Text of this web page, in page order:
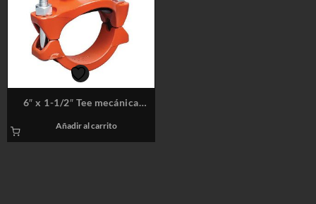
6″ x 1-1/2″ Tee mecánica
Incendios
Añadir al carrito